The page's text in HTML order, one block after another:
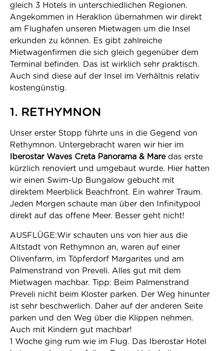
gleich 3 Hotels in unterschiedlichen Regionen.
Angekommen in Heraklion übernahmen wir direkt
am Flughafen unseren Mietwagen um die Insel
erkunden zu können. Es gibt zahlreiche
Mietwagenfirmen die sich gleich gegenüber dem
Terminal befinden. Das ist wirklich sehr praktisch.
Auch sind diese auf der Insel im Verhältnis relativ
kostengünstig.
1. RETHYMNON
Unser erster Stopp führte uns in die Gegend von
Rethymnon. Untergebracht waren wir hier im
Iberostar Waves Creta Panorama & Maredas erste
kürzlich renoviert und umgebaut wurde. Hier hatten
wir einen Swim-Up Bungalow gebucht mit
direktem Meerblick Beachfront. Ein wahrer Traum.
Jeden Morgen schaute man über den Infinitypool
direkt auf das offene Meer. Besser geht nicht!
AUSFLÜGE:Wir schauten uns von hier aus die
Altstadt von Rethymnon an, waren auf einer
Olivenfarm, im Töpferdorf Margarites und am
Palmenstrand von Preveli. Alles gut mit dem
Mietwagen machbar. Tipp: Beim Palmenstrand
Preveli nicht beim Kloster parken. Der Weg hinunter
ist sehr beschwerlich. Daher auf der anderen Seite
parken und den Weg über die Klippen nehmen.
Auch mit Kindern gut machbar!
1 Woche ging rum wie im Flug. Das Iberostar Hotel